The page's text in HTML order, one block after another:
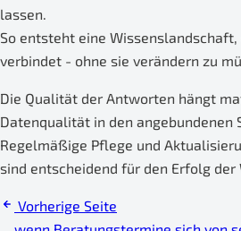
lassen.
So entsteht eine
verbindet - ohne sie verändern zu
Die Qualität der Antworten hängt
Datenqualität in den angebundenen
Regelmäßige Pflege und
sind entscheidend für den Erfolg der
Vorherige Seite